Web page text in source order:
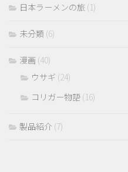
日本ラーメンの旅 (1)
未分類 (6)
漫画 (40)
ウサギ (24)
コリガー物語 (16)
製品紹介 (7)